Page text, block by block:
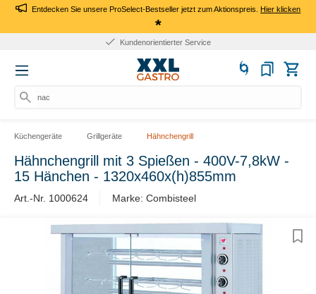
Entdecken Sie unsere ProSelect-Bestseller jetzt zum Aktionspreis.Hier klicken
*
Kundenorientierter Service
nach
Küchengeräte Grillgeräte Hähnchengrill
Hähnchengrill mit 3 Spießen - 400V-7,8kW -
15 Hänchen - 1320x460x(h)855mm
Art.-Nr. 1000624 Marke: Combisteel